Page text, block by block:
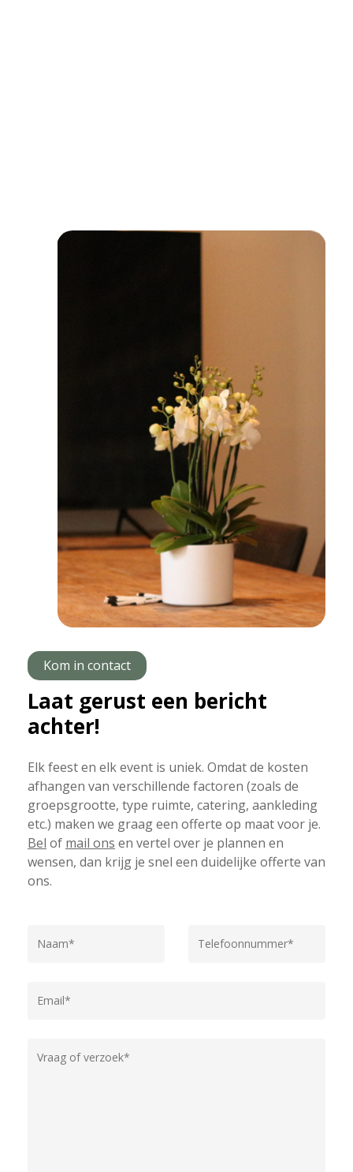
Kom in contact
Laat gerust een bericht
achter!
Elk feest en elk event is uniek. Omdat de kosten
afhangen van verschillende factoren (zoals de
groepsgrootte, type ruimte, catering, aankleding
etc.) maken we graag een offerte op maat voor je.
Bel of mail ons en vertel over je plannen en
wensen, dan krijg je snel een duidelijke offerte van
ons.